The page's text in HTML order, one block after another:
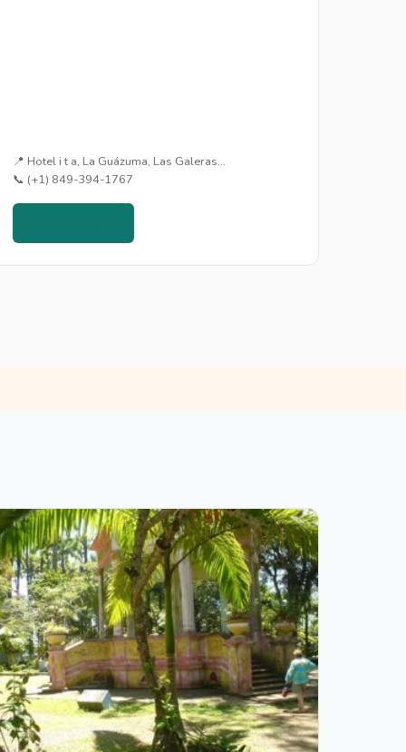
📍 Hotel i t a, La Guázuma, Las Galeras…
📞 (+1) 849-394-1767